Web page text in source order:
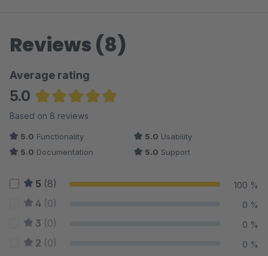
Reviews (8)
Average rating
5.0
Average rating of 5 out of 5 stars
Based on 8 reviews
5.0 Functionality 5.0 Usability
5.0 Documentation 5.0 Support
5 (8) 100 %
4 (0) 0 %
3 (0) 0 %
2 (0) 0 %